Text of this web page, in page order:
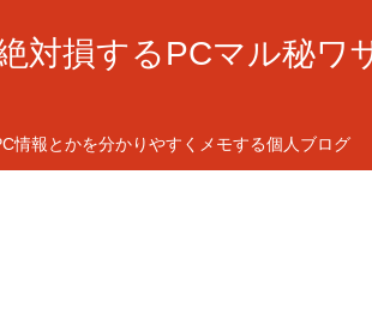
対損するPCマル秘ワ
情報とかを分かりやすくメモする個人ブログ